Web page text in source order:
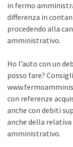
in fermo
differenza in
procedendo alla
amministrativo.
Ho l’auto con un
posso fare?
con referenze
anche con debiti
anche della
amministrativo.